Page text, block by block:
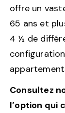
offre un
65 ans et
4 ½ de
Consultez
l’option qui